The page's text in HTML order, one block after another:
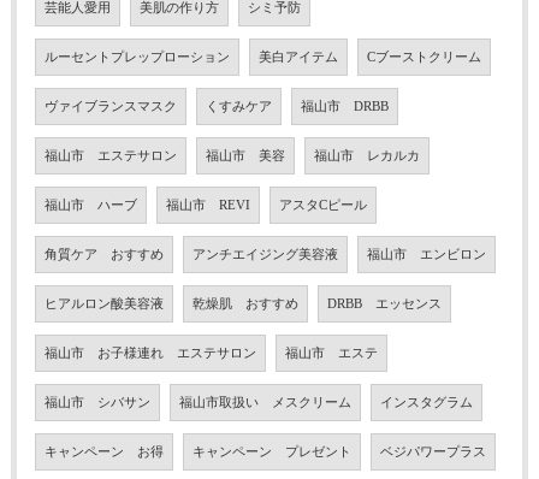
芸能人愛用 美肌の作り方 シミ予防
ルーセントプレップローション 美白アイテム Cブーストクリーム
ヴァイブランスマスク くすみケア 福山市 DRBB
福山市 エステサロン 福山市 美容 福山市 レカルカ
福山市 ハーブ 福山市 REVI アスタCピール
角質ケア おすすめ アンチエイジング美容液 福山市 エンビロン
ヒアルロン酸美容液 乾燥肌 おすすめ DRBB エッセンス
福山市 お子様連れ エステサロン 福山市 エステ
福山市 シバサン 福山市取扱い メスクリーム インスタグラム
キャンペーン お得 キャンペーン プレゼント ベジパワープラス